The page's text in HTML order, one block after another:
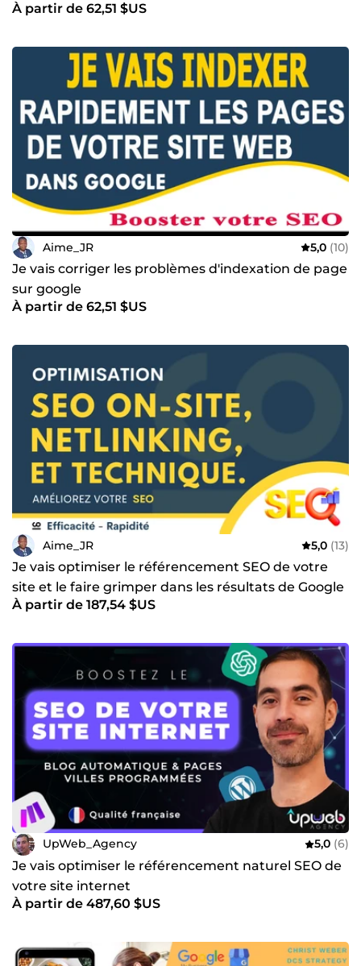
À partir de 62,51 $US
Aime_JR 5,0 (10)
Je vais corriger les problèmes d'indexation de page
sur google
À partir de 62,51 $US
Aime_JR 5,0 (13)
Je vais optimiser le référencement SEO de votre
site et le faire grimper dans les résultats de Google
À partir de 187,54 $US
UpWeb_Agency 5,0 (6)
Je vais optimiser le référencement naturel SEO de
votre site internet
À partir de 487,60 $US